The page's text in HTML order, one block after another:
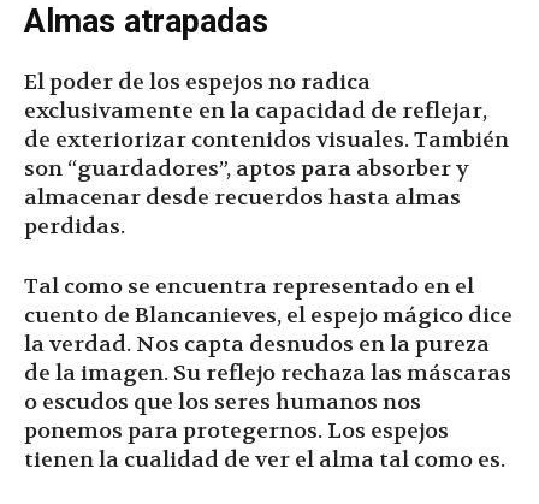
Almas atrapadas
El poder de los espejos no radica
exclusivamente en la capacidad de reflejar,
de exteriorizar contenidos visuales. También
son “guardadores”, aptos para absorber y
almacenar desde recuerdos hasta almas
perdidas.
Tal como se encuentra representado en el
cuento de Blancanieves, el espejo mágico dice
la verdad. Nos capta desnudos en la pureza
de la imagen. Su reflejo rechaza las máscaras
o escudos que los seres humanos nos
ponemos para protegernos. Los espejos
tienen la cualidad de ver el alma tal como es.